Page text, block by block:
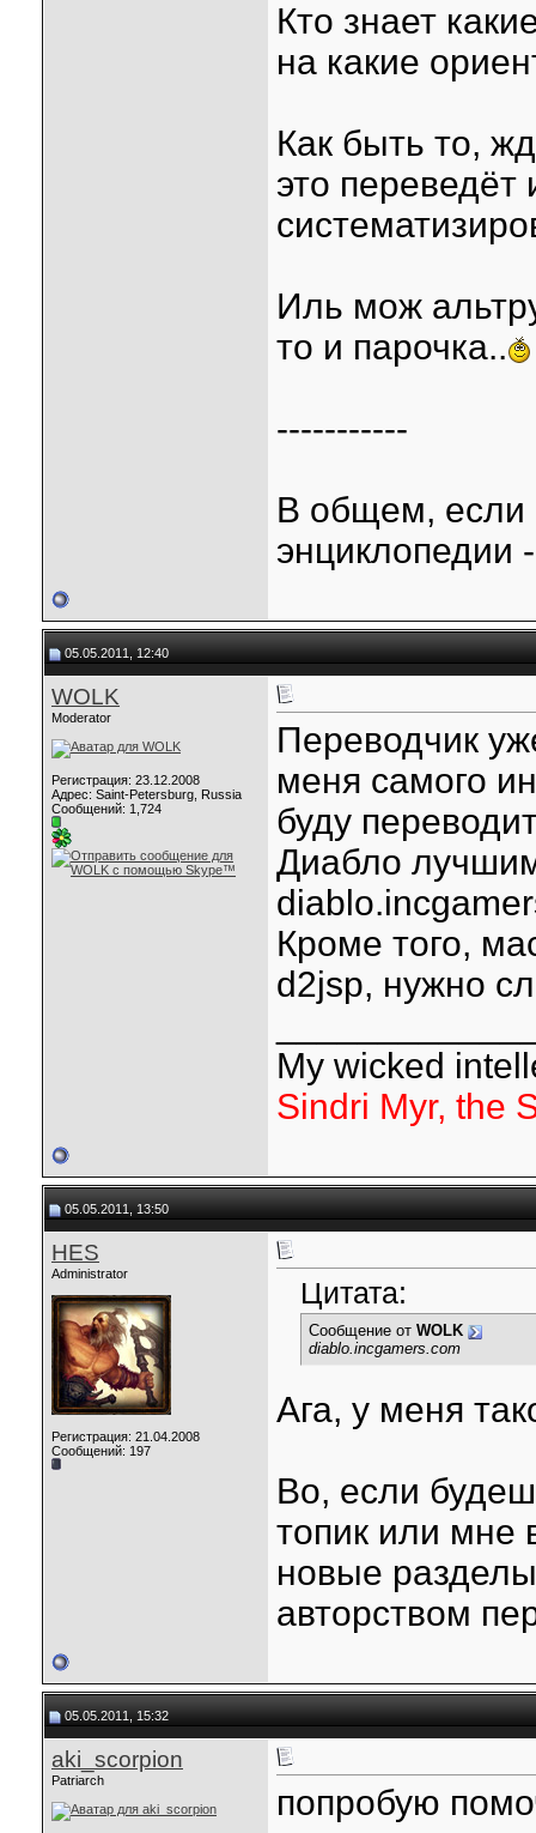
Кто знает
на какие
Как быть то,
это переведёт
Иль мож
то и парочка..
-----------
В общем, если
энциклопедии
05.05.2011, 12:40
WOLK
Moderator
Регистрация: 23.12.2008
Адрес: Saint-Petersburg, Russia
Сообщений: 1,724
Переводчик
меня самого
буду
Диабло
Кроме того,
d2jsp, нужно
My wicked
Sindri Myr, the
05.05.2011, 13:50
HES
Administrator
Регистрация: 21.04.2008
Сообщений: 197
Цитата:
Сообщение от WOLK
diablo.incgamers.com
Ага, у меня
Во, если
топик или мне
новые
авторством
05.05.2011, 15:32
aki_scorpion
Patriarch
попробую